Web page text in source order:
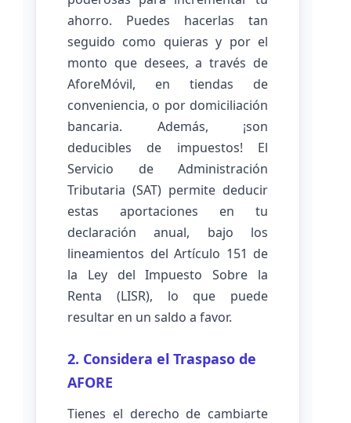
ahorro. Puedes hacerlas tan
seguido como quieras y por el
monto que desees, a través de
AforeMóvil, en tiendas de
conveniencia, o por domiciliación
bancaria. Además, ¡son
deducibles de impuestos! El
Servicio de Administración
Tributaria (SAT) permite deducir
estas aportaciones en tu
declaración anual, bajo los
lineamientos del Artículo 151 de
la Ley del Impuesto Sobre la
Renta (LISR), lo que puede
resultar en un saldo a favor.
2. Considera el Traspaso de
AFORE
Tienes el derecho de cambiarte